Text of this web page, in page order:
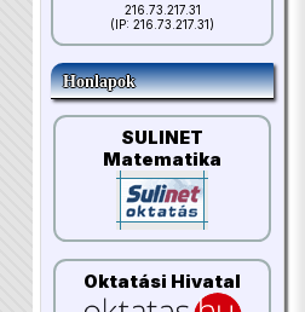
216.73.217.31
(IP: 216.73.217.31)
Honlapok
SULINET
Matematika
Oktatási Hivatal